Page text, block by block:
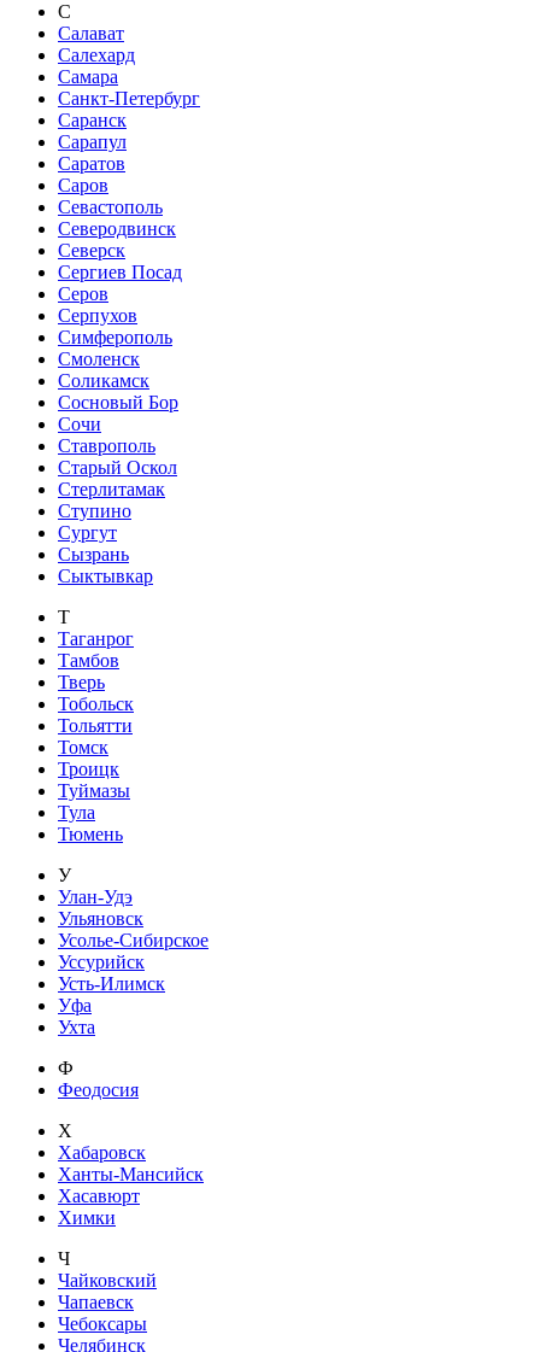
С
Салават
Салехард
Самара
Санкт-Петербург
Саранск
Сарапул
Саратов
Саров
Севастополь
Северодвинск
Северск
Сергиев Посад
Серов
Серпухов
Симферополь
Смоленск
Соликамск
Сосновый Бор
Сочи
Ставрополь
Старый Оскол
Стерлитамак
Ступино
Сургут
Сызрань
Сыктывкар
Т
Таганрог
Тамбов
Тверь
Тобольск
Тольятти
Томск
Троицк
Туймазы
Тула
Тюмень
У
Улан-Удэ
Ульяновск
Усолье-Сибирское
Уссурийск
Усть-Илимск
Уфа
Ухта
Ф
Феодосия
Х
Хабаровск
Ханты-Мансийск
Хасавюрт
Химки
Ч
Чайковский
Чапаевск
Чебоксары
Челябинск